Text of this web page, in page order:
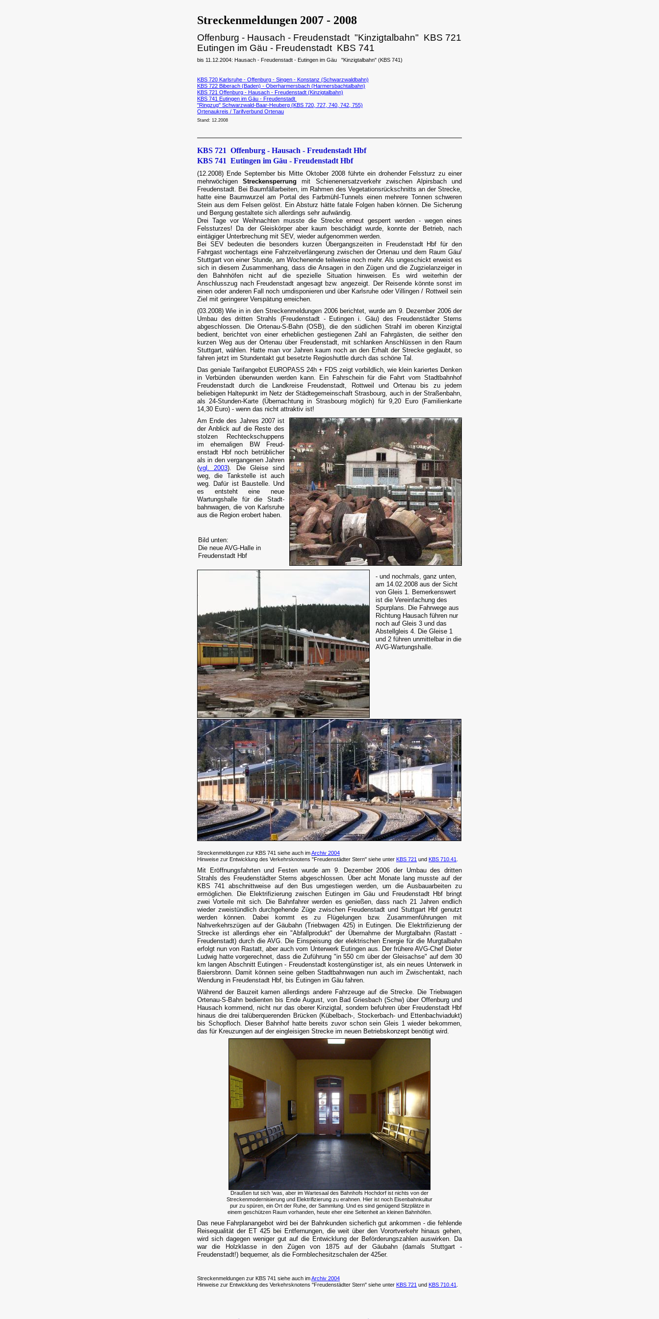
Streckenmeldungen 2007 - 2008
Offenburg - Hausach - Freudenstadt "Kinzigtalbahn" KBS 721
Eutingen im Gäu - Freudenstadt KBS 741
bis 11.12.2004: Hausach - Freudenstadt - Eutingen im Gäu "Kinzigtalbahn" (KBS 741)
KBS 720 Karlsruhe - Offenburg - Singen - Konstanz (Schwarzwaldbahn)
KBS 722 Biberach (Baden) - Oberharmersbach (Harmersbachtalbahn)
KBS 721 Offenburg - Hausach - Freudenstadt (Kinzigtalbahn)
KBS 741 Eutingen im Gäu - Freudenstadt
"Ringzug" Schwarzwald-Baar-Heuberg (KBS 720, 727, 740, 742, 755)
Ortenaukreis / Tarifverbund Ortenau
Stand: 12.2008
KBS 721 Offenburg - Hausach - Freudenstadt Hbf
KBS 741 Eutingen im Gäu - Freudenstadt Hbf
(12.2008) Ende September bis Mitte Oktober 2008 führte ein drohender Felssturz zu einer
mehrwöchigenStreckensperrung mit Schienenersatzverkehr zwischen Alpirsbach und
Freudenstadt. Bei Baumfällarbeiten, im Rahmen des Vegetationsrückschnitts an der Strecke,
hatte eine Baumwurzel am Portal des Farbmühl-Tunnels einen mehrere Tonnen schweren
Stein aus dem Felsen gelöst. Ein Absturz hätte fatale Folgen haben können. Die Sicherung
und Bergung gestaltete sich allerdings sehr aufwändig.
Drei Tage vor Weihnachten musste die Strecke erneut gesperrt werden - wegen eines
Felssturzes! Da der Gleiskörper aber kaum beschädigt wurde, konnte der Betrieb, nach
eintägiger Unterbrechung mit SEV, wieder aufgenommen werden.
Bei SEV bedeuten die besonders kurzen Übergangszeiten in Freudenstadt Hbf für den
Fahrgast wochentags eine Fahrzeitverlängerung zwischen der Ortenau und dem Raum Gäu/
Stuttgart von einer Stunde, am Wochenende teilweise noch mehr. Als ungeschickt erweist es
sich in diesem Zusammenhang, dass die Ansagen in den Zügen und die Zugzielanzeiger in
den Bahnhöfen nicht auf die spezielle Situation hinweisen. Es wird weiterhin der
Anschlusszug nach Freudenstadt angesagt bzw. angezeigt. Der Reisende könnte sonst im
einen oder anderen Fall noch umdisponieren und über Karlsruhe oder Villingen / Rottweil sein
Ziel mit geringerer Verspätung erreichen.
(03.2008) Wie in in den Streckenmeldungen 2006 berichtet, wurde am 9. Dezember 2006 der
Umbau des dritten Strahls (Freudenstadt - Eutingen i. Gäu) des Freudenstädter Sterns
abgeschlossen. Die Ortenau-S-Bahn (OSB), die den südlichen Strahl im oberen Kinzigtal
bedient, berichtet von einer erheblichen gestiegenen Zahl an Fahrgästen, die seither den
kurzen Weg aus der Ortenau über Freudenstadt, mit schlanken Anschlüssen in den Raum
Stuttgart, wählen. Hatte man vor Jahren kaum noch an den Erhalt der Strecke geglaubt, so
fahren jetzt im Stundentakt gut besetzte Regioshuttle durch das schöne Tal.
Das geniale Tarifangebot EUROPASS 24h + FDS zeigt vorbildlich, wie klein kariertes Denken
in Verbünden überwunden werden kann. Ein Fahrschein für die Fahrt vom Stadtbahnhof
Freudenstadt durch die Landkreise Freudenstadt, Rottweil und Ortenau bis zu jedem
beliebigen Haltepunkt im Netz der Städtegemeinschaft Strasbourg, auch in der Straßenbahn,
als 24-Stunden-Karte (Übernachtung in Strasbourg möglich) für 9,20 Euro (Familienkarte
14,30 Euro) - wenn das nicht attraktiv ist!
Am Ende des Jahres 2007 ist
der Anblick auf die Reste des
stolzen Rechteckschuppens
im ehemaligen BW Freud-
enstadt Hbf noch betrüblicher
als in den vergangenen Jahren
(vgl. 2003). Die Gleise sind
weg, die Tankstelle ist auch
weg. Dafür ist Baustelle. Und
es entsteht eine neue
Wartungshalle für die Stadt-
bahnwagen, die von Karlsruhe
aus die Region erobert haben.
Bild unten:
Die neue AVG-Halle in
Freudenstadt Hbf
- und nochmals, ganz unten,
am 14.02.2008 aus der Sicht
von Gleis 1. Bemerkenswert
ist die Vereinfachung des
Spurplans. Die Fahrwege aus
Richtung Hausach führen nur
noch auf Gleis 3 und das
Abstellgleis 4. Die Gleise 1
und 2 führen unmittelbar in die
AVG-Wartungshalle.
Streckenmeldungen zur KBS 741 siehe auch imArchiv 2004
Hinweise zur Entwicklung des Verkehrsknotens "Freudenstädter Stern" siehe unter KBS 721 und KBS 710.41
Mit Eröffnungsfahrten und Festen wurde am 9. Dezember 2006 der Umbau des dritten
Strahls des Freudenstädter Sterns abgeschlossen. Über acht Monate lang musste auf der
KBS 741 abschnittweise auf den Bus umgestiegen werden, um die Ausbauarbeiten zu
ermöglichen. Die Elektrifizierung zwischen Eutingen im Gäu und Freudenstadt Hbf bringt
zwei Vorteile mit sich. Die Bahnfahrer werden es genießen, dass nach 21 Jahren endlich
wieder zweistündlich durchgehende Züge zwischen Freudenstadt und Stuttgart Hbf genutzt
werden können. Dabei kommt es zu Flügelungen bzw. Zusammenführungen mit
Nahverkehrszügen auf der Gäubahn (Triebwagen 425) in Eutingen. Die Elektrifizierung der
Strecke ist allerdings eher ein "Abfallprodukt" der Übernahme der Murgtalbahn (Rastatt -
Freudenstadt) durch die AVG. Die Einspeisung der elektrischen Energie für die Murgtalbahn
erfolgt nun von Rastatt, aber auch vom Unterwerk Eutingen aus. Der frühere AVG-Chef Dieter
Ludwig hatte vorgerechnet, dass die Zuführung "in 550 cm über der Gleisachse" auf dem 30
km langen Abschnitt Eutingen - Freudenstadt kostengünstiger ist, als ein neues Unterwerk in
Baiersbronn. Damit können seine gelben Stadtbahnwagen nun auch im Zwischentakt, nach
Wendung in Freudenstadt Hbf, bis Eutingen im Gäu fahren.
Während der Bauzeit kamen allerdings andere Fahrzeuge auf die Strecke. Die Triebwagen
Ortenau-S-Bahn bedienten bis Ende August, von Bad Griesbach (Schw) über Offenburg und
Hausach kommend, nicht nur das oberer Kinzigtal, sondern befuhren über Freudenstadt Hbf
hinaus die drei talüberquerenden Brücken (Kübelbach-, Stockerbach- und Ettenbachviadukt)
bis Schopfloch. Dieser Bahnhof hatte bereits zuvor schon sein Gleis 1 wieder bekommen,
das für Kreuzungen auf der eingleisigen Strecke im neuen Betriebskonzept benötigt wird.
Draußen tut sich 'was, aber im Wartesaal des Bahnhofs Hochdorf ist nichts von der
Streckenmodernisierung und Elektrifizierung zu erahnen. Hier ist noch Eisenbahnkultur
pur zu spüren, ein Ort der Ruhe, der Sammlung. Und es sind genügend Sitzplätze in
einem geschützen Raum vorhanden, heute eher eine Seltenheit an kleinen Bahnhöfen.
Das neue Fahrplanangebot wird bei der Bahnkunden sicherlich gut ankommen - die fehlende
Reisequalität der ET 425 bei Entfernungen, die weit über den Vorortverkehr hinaus gehen,
wird sich dagegen weniger gut auf die Entwicklung der Beförderungszahlen auswirken. Da
war die Holzklasse in den Zügen von 1875 auf der Gäubahn (damals Stuttgart -
Freudenstadt!) bequemer, als die Formblechesitzschalen der 425er.
Streckenmeldungen zur KBS 741 siehe auch imArchiv 2004
Hinweise zur Entwicklung des Verkehrsknotens "Freudenstädter Stern" siehe unter KBS 721 und KBS 710.41